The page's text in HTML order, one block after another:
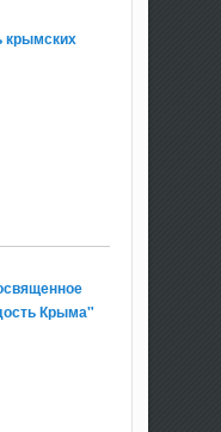
крымских
Крыма"